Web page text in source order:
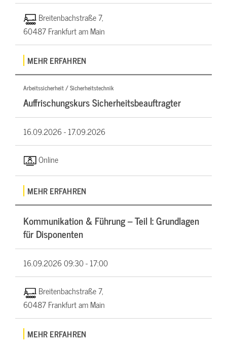
Breitenbachstraße 7,
60487 Frankfurt am Main
MEHR ERFAHREN
Arbeitssicherheit / Sicherheitstechnik
Auffrischungskurs Sicherheitsbeauftragter
16.09.2026 -17.09.2026
Online
MEHR ERFAHREN
Kommunikation & Führung – Teil I: Grundlagen
für Disponenten
16.09.202609:30 - 17:00
Breitenbachstraße 7,
60487 Frankfurt am Main
MEHR ERFAHREN